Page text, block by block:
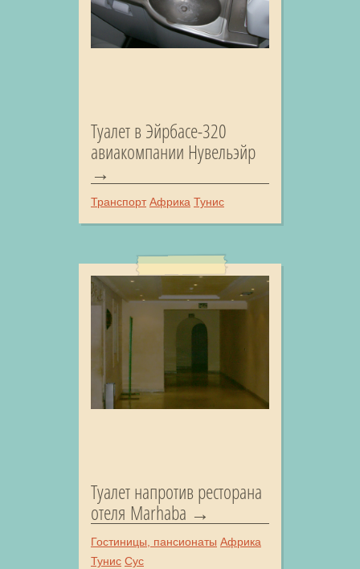
Туалет в Эйрбасе-320
авиакомпании Нувельэйр
Транспорт Африка Тунис
Туалет напротив ресторана
отеля Marhaba
Гостиницы, пансионаты Африка
Тунис Сус